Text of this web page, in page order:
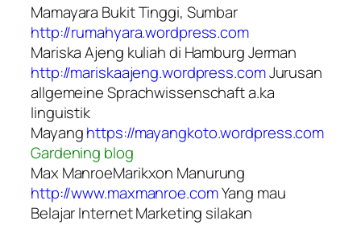
Mamayara Bukit Tinggi, Sumbar
http://rumahyara.wordpress.com
Mariska Ajeng kuliah di Hamburg Jerman
http://mariskaajeng.wordpress.comJurusan
allgemeine Sprachwissenschafta.ka
linguistik
Mayanghttps://mayangkoto.wordpress.com
Gardening blog
Max ManroeMarikxon Manurung
http://www.maxmanroe.comYang mau
Belajar Internet Marketing silakan